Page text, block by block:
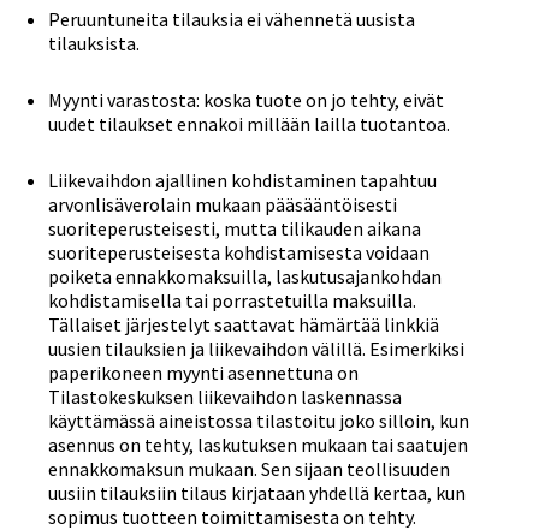
Peruuntuneita tilauksia ei vähennetä uusista
tilauksista.
Myynti varastosta: koska tuote on jo tehty, eivät
uudet tilaukset ennakoi millään lailla tuotantoa.
Liikevaihdon ajallinen kohdistaminen tapahtuu
arvonlisäverolain mukaan pääsääntöisesti
suoriteperusteisesti, mutta tilikauden aikana
suoriteperusteisesta kohdistamisesta voidaan
poiketa ennakkomaksuilla, laskutusajankohdan
kohdistamisella tai porrastetuilla maksuilla.
Tällaiset järjestelyt saattavat hämärtää linkkiä
uusien tilauksien ja liikevaihdon välillä. Esimerkiksi
paperikoneen myynti asennettuna on
Tilastokeskuksen liikevaihdon laskennassa
käyttämässä aineistossa tilastoitu joko silloin, kun
asennus on tehty, laskutuksen mukaan tai saatujen
ennakkomaksun mukaan. Sen sijaan teollisuuden
uusiin tilauksiin tilaus kirjataan yhdellä kertaa, kun
sopimus tuotteen toimittamisesta on tehty.